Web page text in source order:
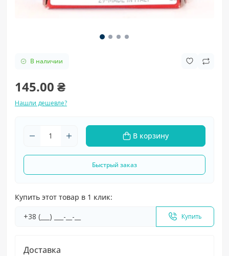
В наличии
145.00 ₴
Нашли дешевле?
В корзину
Быстрый заказ
Купить этот товар в 1 клик:
Купить
Доставка